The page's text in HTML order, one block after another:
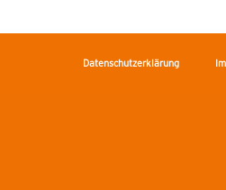
Datenschutzerklärung